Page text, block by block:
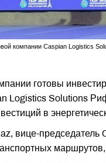
компании Caspian Logistics
готовы
Logistics Solutions
в
вице-